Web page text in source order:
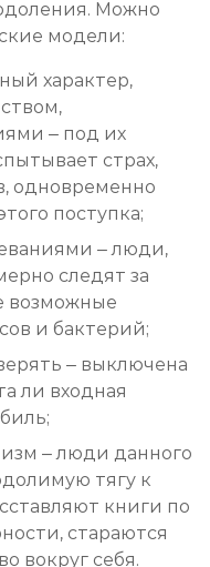
Можно
модели:
характер,
– под их
страх,
одновременно
поступка;
– люди,
следят за
возможные
и бактерий;
– выключена
ли входная
– люди данного
тягу к
книги по
стараются
вокруг себя.